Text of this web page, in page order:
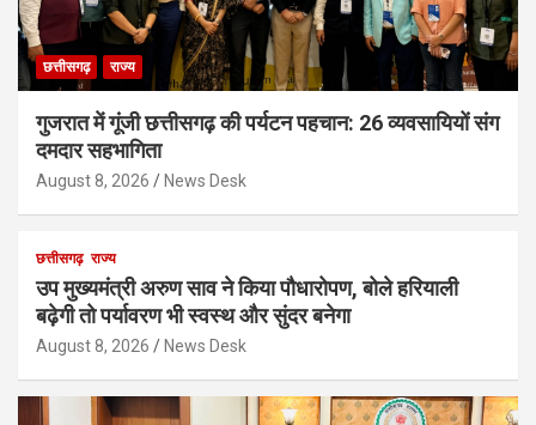
छत्तीसगढ़ राज्य
गुजरात में गूंजी छत्तीसगढ़ की पर्यटन पहचान: 26 व्यवसायियों संग
दमदार सहभागिता
August 8, 2026 News Desk
छत्तीसगढ़ राज्य
उप मुख्यमंत्री अरुण साव ने किया पौधारोपण, बोले हरियाली
बढ़ेगी तो पर्यावरण भी स्वस्थ और सुंदर बनेगा
August 8, 2026 News Desk